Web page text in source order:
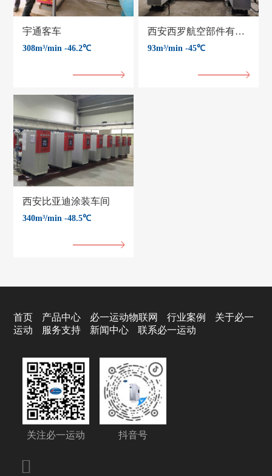
宇通客车
308m³/min -46.2℃
西安西罗航空部件有限公司
93m³/min -45℃
西安比亚迪涂装车间
340m³/min -48.5℃
首页 产品中心 必一运动物联网 行业案例
关于必一
运动
服务支持 新闻中心 联系必一运动
抖音号
关注必一运动